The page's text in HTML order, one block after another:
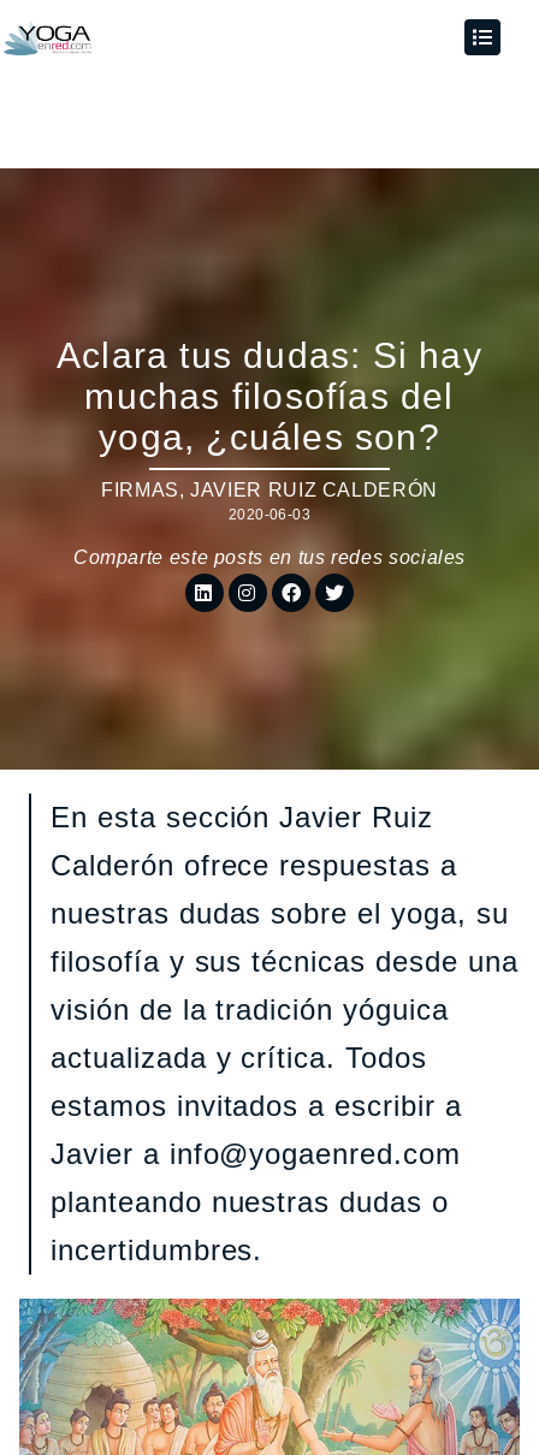
Aclara tus dudas: Si hay
muchas filosofías del
yoga, ¿cuáles son?
FIRMAS,JAVIER RUIZ CALDERÓN
2020-06-03
Comparte este posts en tus redes sociales
En esta sección Javier Ruiz
Calderón ofrece respuestas a
nuestras dudas sobre el yoga, su
filosofía y sus técnicas desde una
visión de la tradición yóguica
actualizada y crítica. Todos
estamos invitados a escribir a
Javier a info@yogaenred.com
planteando nuestras dudas o
incertidumbres.